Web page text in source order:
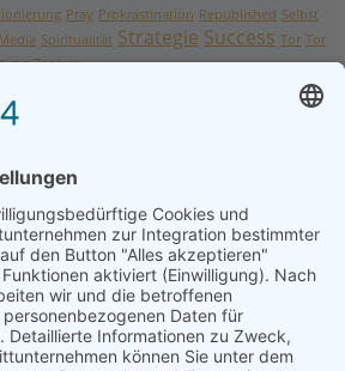
Pray Prokrastination Republished Selbst
Spiritualität Strategie Success Tor Tor
Zentren
Design erkennen und für dich
für Prokrastination aufgedeckt:
in 5 Gesichtern
Dont't Beg - Command like a
of Wealth: How to Build a Life That
zu Hidden Secret of Success: Don’t
a Queen
Media Marketing mit deinem Human